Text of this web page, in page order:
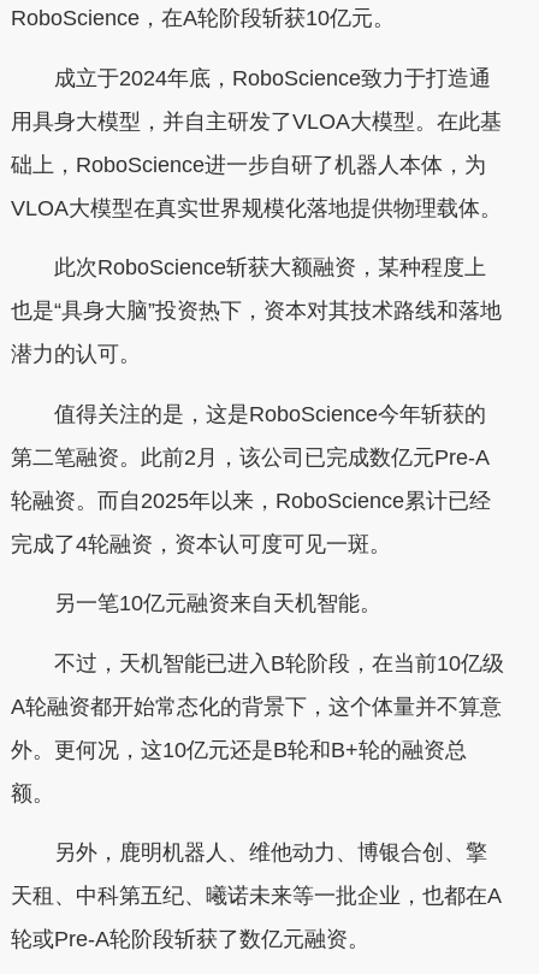
RoboScience，在A轮阶段斩获10亿元。
成立于2024年底，RoboScience致力于打造通
用具身大模型，并自主研发了VLOA大模型。在此基
础上，RoboScience进一步自研了机器人本体，为
VLOA大模型在真实世界规模化落地提供物理载体。
此次RoboScience斩获大额融资，某种程度上
也是“具身大脑”投资热下，资本对其技术路线和落地
潜力的认可。
值得关注的是，这是RoboScience今年斩获的
第二笔融资。此前2月，该公司已完成数亿元Pre-A
轮融资。而自2025年以来，RoboScience累计已经
完成了4轮融资，资本认可度可见一斑。
另一笔10亿元融资来自天机智能。
不过，天机智能已进入B轮阶段，在当前10亿级
A轮融资都开始常态化的背景下，这个体量并不算意
外。更何况，这10亿元还是B轮和B+轮的融资总
额。
另外，鹿明机器人、维他动力、博银合创、擎
天租、中科第五纪、曦诺未来等一批企业，也都在A
轮或Pre-A轮阶段斩获了数亿元融资。